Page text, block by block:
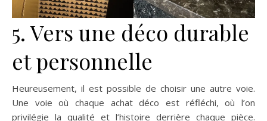
5. Vers une déco durable
et personnelle
Heureusement, il est possible de choisir une autre voie.
Une voie où chaque achat déco est réfléchi, où l’on
privilégie la qualité et l’histoire derrière chaque pièce.